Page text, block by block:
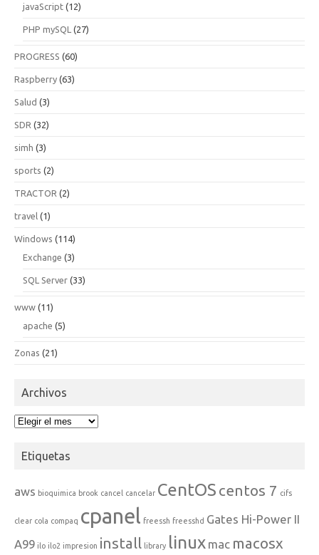
javaScript (12)
PHP mySQL (27)
PROGRESS (60)
Raspberry (63)
Salud (3)
SDR (32)
simh (3)
sports (2)
TRACTOR (2)
travel (1)
Windows (114)
Exchange (3)
SQL Server (33)
www (11)
apache (5)
Zonas (21)
Archivos
Archivos
Etiquetas
aws bioquimica brook cancel cancelar CentOS centos 7 cifs
clear cola compaq cpanel freessh freesshd Gates Hi-Power II
A99 ilo ilo2 impresion install library linux mac macosx